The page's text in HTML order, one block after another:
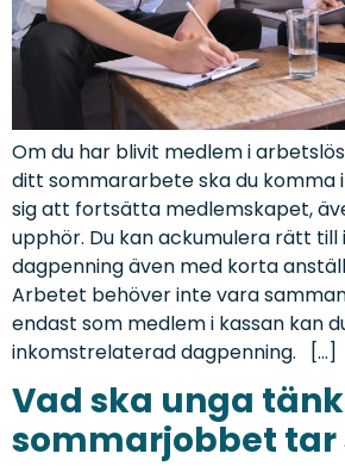
Om du har blivit medlem i
ditt sommararbete ska du komma
sig att fortsätta medlemskapet,
upphör. Du kan ackumulera rätt
dagpenning även med korta
Arbetet behöver inte vara
endast som medlem i kassan kan
inkomstrelaterad dagpenning. […]
Vad ska unga
sommarjobbet tar